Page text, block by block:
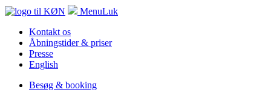
MenuLuk
Kontakt os
Åbningstider & priser
Presse
English
Besøg & booking